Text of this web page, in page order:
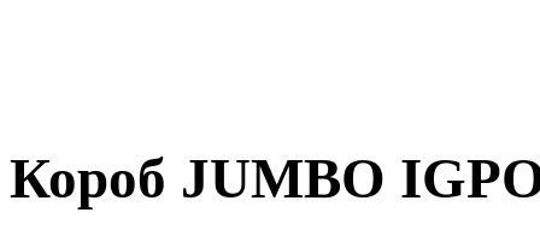
Короб JUMBO